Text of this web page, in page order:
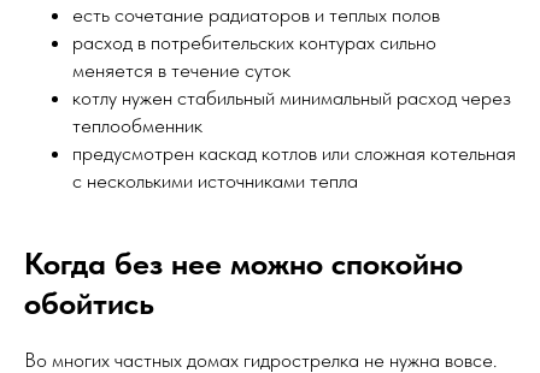
есть сочетание радиаторов и теплых полов
расход в потребительских контурах сильно
меняется в течение суток
котлу нужен стабильный минимальный расход через
теплообменник
предусмотрен каскад котлов или сложная котельная
с несколькими источниками тепла
Когда без нее можно спокойно
обойтись
Во многих частных домах гидрострелка не нужна вовсе.